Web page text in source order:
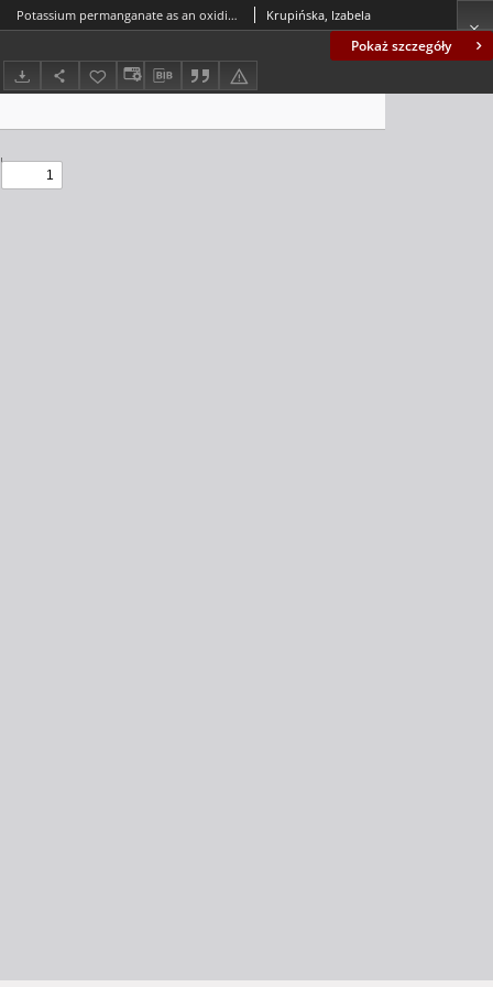
Pokaż szczegóły
Potassium permanganate as an oxidizing and flocculating agent in groundwater treatment = Manganian (VII) potasu jako utleniacz i flokulant w oczyszczaniu wód podziemnych Krupińska, Izabela